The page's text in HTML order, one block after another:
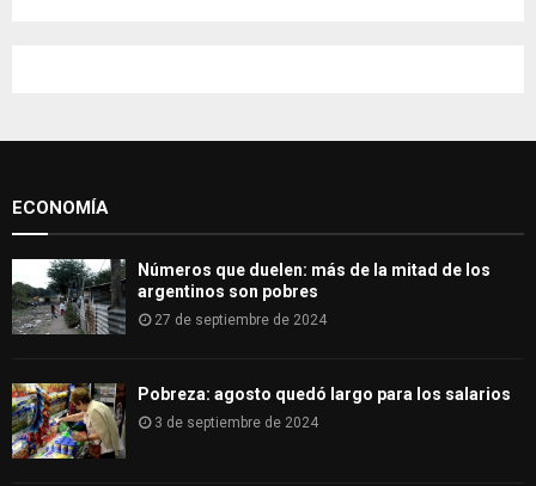
o
H
ECONOMÍA
Números que duelen: más de la mitad de los
argentinos son pobres
27 de septiembre de 2024
Pobreza: agosto quedó largo para los salarios
3 de septiembre de 2024